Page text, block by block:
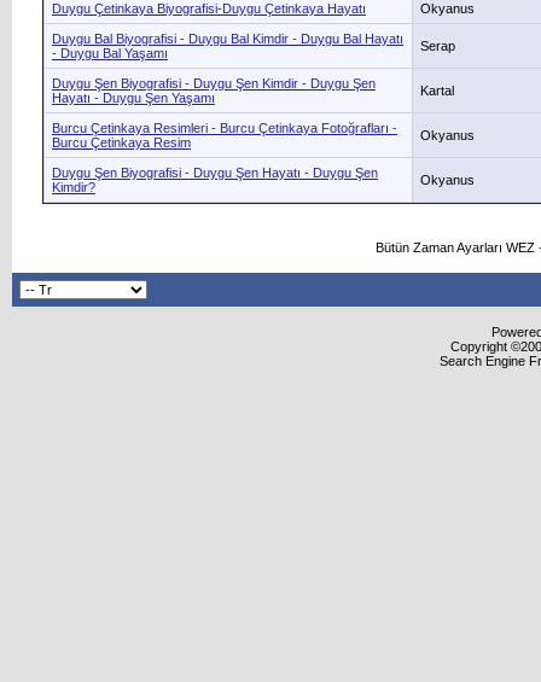
Duygu Çetinkaya Biyografisi-Duygu Çetinkaya Hayatı Okyanus
Duygu Bal Biyografisi - Duygu Bal Kimdir - Duygu Bal Hayatı
- Duygu Bal Yaşamı
Serap
Duygu Şen Biyografisi - Duygu Şen Kimdir - Duygu Şen
Hayatı - Duygu Şen Yaşamı
Kartal
Burcu Çetinkaya Resimleri - Burcu Çetinkaya Fotoğrafları -
Burcu Çetinkaya Resim
Okyanus
Duygu Şen Biyografisi - Duygu Şen Hayatı - Duygu Şen
Kimdir?
Okyanus
Bütün Zaman Ayarları
Copyright
Search Engine